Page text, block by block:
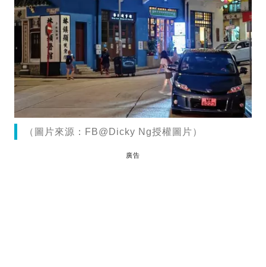
（圖片來源：FB@Dicky Ng授權圖片）
廣告